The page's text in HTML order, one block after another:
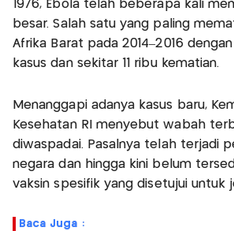
1976, Ebola telah beberapa kali
besar. Salah satu yang paling
Afrika Barat pada 2014–2016
kasus dan sekitar 11 ribu kematian.
Menanggapi adanya kasus baru,
Kesehatan RI menyebut wabah
diwaspadai. Pasalnya telah terjadi
negara dan hingga kini belum
vaksin spesifik yang disetujui untuk
Baca Juga :